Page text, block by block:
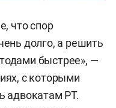
что спор
долго, а решить
быстрее», —
с которыми
адвокатам РТ.